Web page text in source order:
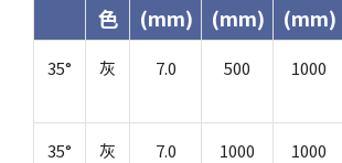
色
(mm)
(mm)
(mm)
35° 灰 7.0 500 1000
35° 灰 7.0 1000 1000